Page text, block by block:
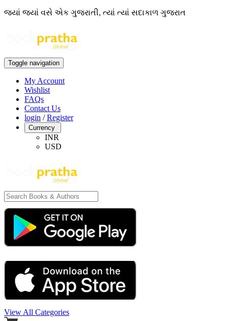
જ્યાં જ્યાં વસે એક ગુજરાતી, ત્યાં ત્યાં સદાકાળ ગુજરાત
Toggle navigation
My Account
Wishlist
FAQs
Contact Us
login /Register
Currency
INR
USD
View All Categories